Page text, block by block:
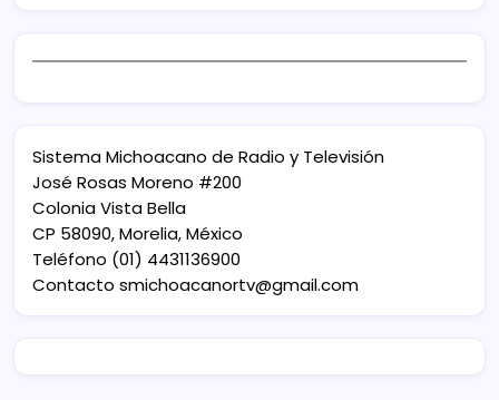
Sistema Michoacano de Radio y Televisión
José Rosas Moreno #200
Colonia Vista Bella
CP 58090, Morelia, México
Teléfono (01) 4431136900
Contacto smichoacanortv@gmail.com